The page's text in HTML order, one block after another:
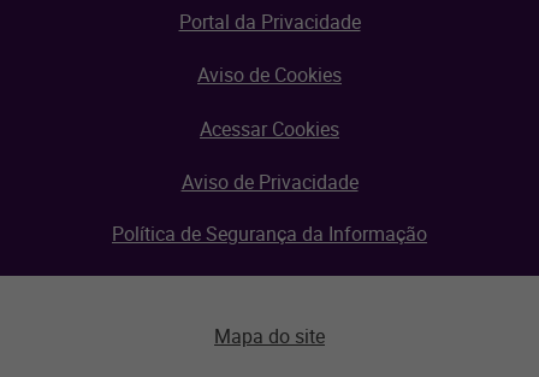
Portal da Privacidade
Aviso de Cookies
Acessar Cookies
Aviso de Privacidade
Política de Segurança da Informação
Mapa do site